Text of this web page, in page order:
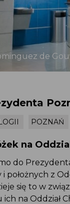
de
POZNAŃ
na
do
położnych z
się to w
ich na Oddział